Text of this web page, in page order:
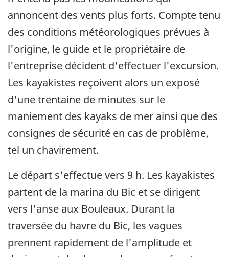
annoncent des vents plus forts. Compte tenu
des conditions météorologiques prévues à
l'origine, le guide et le propriétaire de
l'entreprise décident d'effectuer l'excursion.
Les kayakistes reçoivent alors un exposé
d'une trentaine de minutes sur le
maniement des kayaks de mer ainsi que des
consignes de sécurité en cas de problème,
tel un chavirement.
Le départ s'effectue vers 9 h. Les kayakistes
partent de la marina du Bic et se dirigent
vers l'anse aux Bouleaux. Durant la
traversée du havre du Bic, les vagues
prennent rapidement de l'amplitude et